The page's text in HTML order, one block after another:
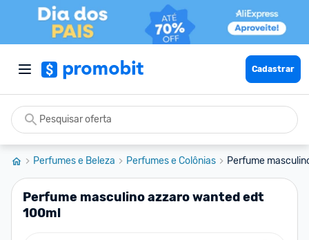
Cadastrar
Perfumes e Beleza Perfumes e Colônias Perfume
Perfume masculino azzaro wanted edt
100ml